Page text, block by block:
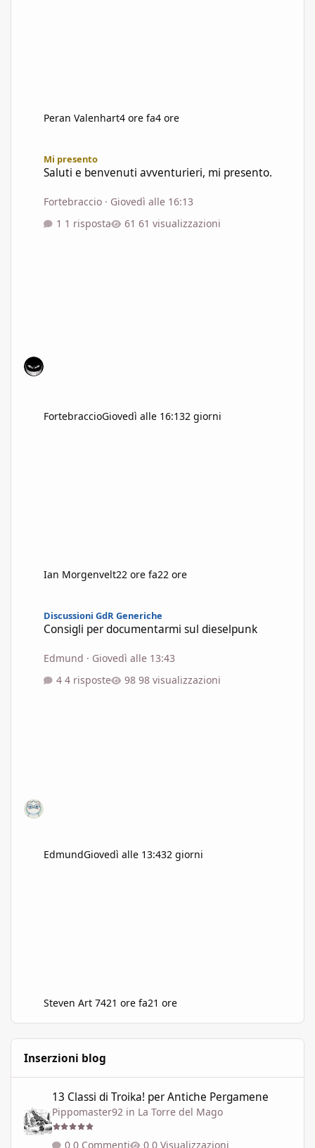
Peran Valenhart4 ore fa4 ore
Mi presento
Saluti e benvenuti avventurieri, mi presento.
Fortebraccio · Giovedì alle 16:13
1 risposta
61 visualizzazioni
FortebraccioGiovedì alle 16:132 giorni
Ian Morgenvelt22 ore fa22 ore
Discussioni GdR Generiche
Consigli per documentarmi sul dieselpunk
Edmund · Giovedì alle 13:43
4 risposte
98 visualizzazioni
EdmundGiovedì alle 13:432 giorni
Steven Art 7421 ore fa21 ore
Inserzioni blog
13 Classi di Troika! per Antiche Pergamene
Pippomaster92 in La Torre del Mago
0 Commenti 0 Visualizzazioni